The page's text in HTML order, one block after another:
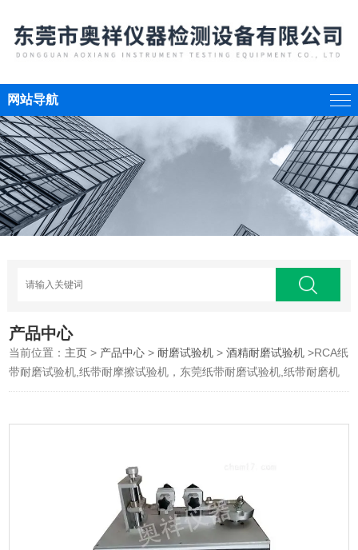
网站导航
产品中心
当前位置： 主页 > 产品中心 > 耐磨试验机 >酒精耐磨试验机 >RCA纸
带耐磨试验机,纸带耐摩擦试验机，东莞纸带耐磨试验机,纸带耐磨机